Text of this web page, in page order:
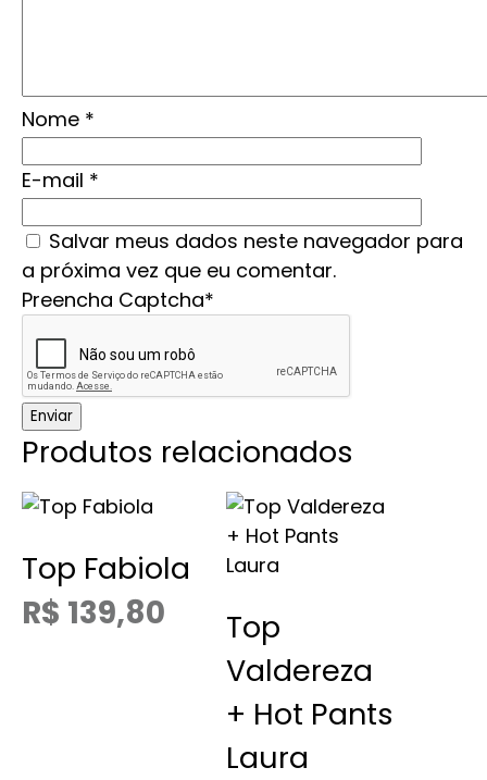
Nome *
E-mail *
Salvar meus dados neste navegador para
a próxima vez que eu comentar.
Preencha Captcha*
Produtos relacionados
Top Fabiola
R$ 139,80
Este
tem
várias
variantes.
Top
Valdereza
+ Hot Pants
Laura